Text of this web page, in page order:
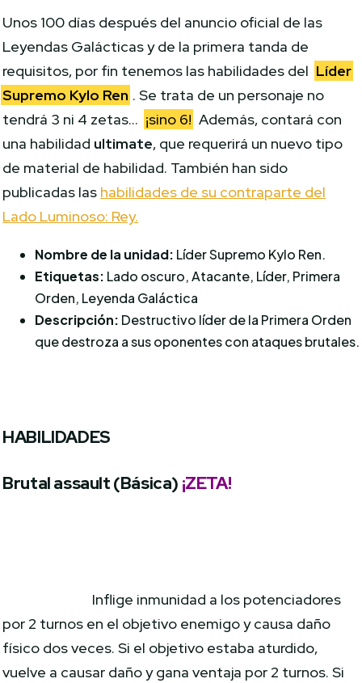
Unos 100 días después del anuncio oficial de las
Leyendas Galácticas y de la primera tanda de
requisitos, por fin tenemos las habilidades del Líder
Supremo Kylo Ren . Se trata de un personaje no
tendrá 3 ni 4 zetas… ¡sino 6! Además, contará con
una habilidad ultimate, que requerirá un nuevo tipo
de material de habilidad. También han sido
publicadas las habilidades de su contraparte del
Lado Luminoso: Rey.
Nombre de la unidad: Líder Supremo Kylo Ren.
Etiquetas: Lado oscuro, Atacante, Líder, Primera
Orden, Leyenda Galáctica
Descripción: Destructivo líder de la Primera Orden
que destroza a sus oponentes con ataques brutales.
HABILIDADES
Brutal assault (Básica) ¡ZETA!
Inflige inmunidad a los potenciadores
por 2 turnos en el objetivo enemigo y causa daño
físico dos veces. Si el objetivo estaba aturdido,
vuelve a causar daño y gana ventaja por 2 turnos. Si